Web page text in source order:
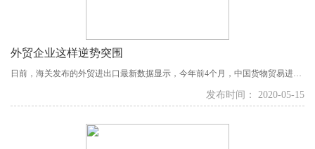
外贸企业这样逆势突围
日前，海关发布的外贸进出口最新数据显示，今年前4个月，中国货物贸易进出
口总值9.07万亿元人民币，比去年同期下降4.9%，降幅比一季度收窄1.5个百分
点。更引人关注的是4月份数据，当月外贸进出口...
发布时间： 2020-05-15